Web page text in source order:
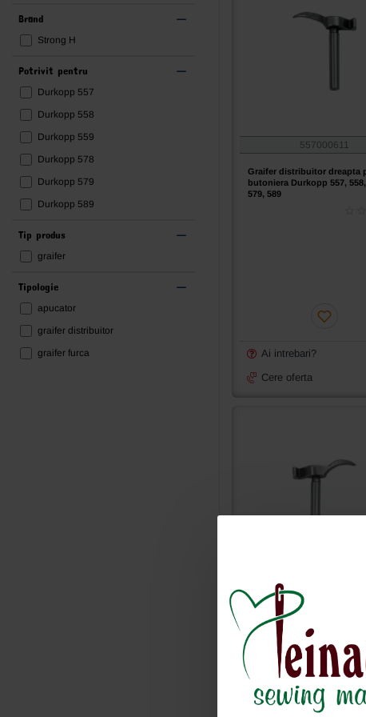
Brand
Strong H
Potrivit pentru
Durkopp 557
Durkopp 558
Durkopp 559
Durkopp 578
Durkopp 579
Durkopp 589
Tip produs
graifer
Tipologie
apucator
graifer distribuitor
graifer furca
557000611
Graifer distribuitor dreapta
butoniera Durkopp 557, 558,
579, 589
Ai intrebari?
Cere oferta
558002876K
Graifer distribuitor stanga
butoniera Durkopp 558, 559,
589
67.00 lei